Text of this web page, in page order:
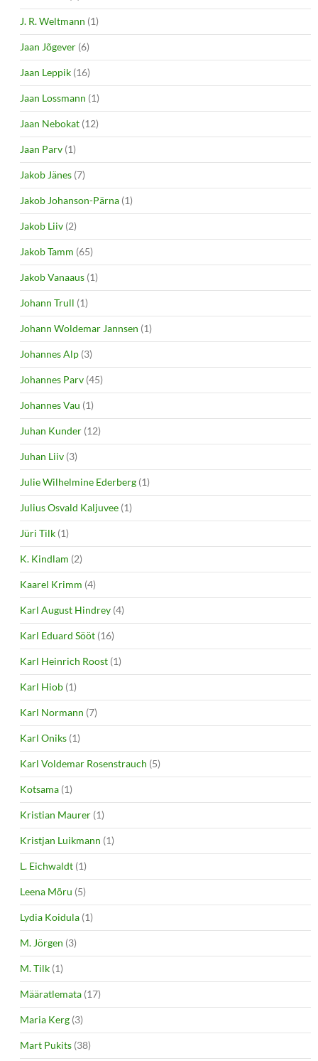
J. R. Weltmann (1)
Jaan Jõgever (6)
Jaan Leppik (16)
Jaan Lossmann (1)
Jaan Nebokat (12)
Jaan Parv (1)
Jakob Jänes (7)
Jakob Johanson-Pärna (1)
Jakob Liiv (2)
Jakob Tamm (65)
Jakob Vanaaus (1)
Johann Trull (1)
Johann Woldemar Jannsen (1)
Johannes Alp (3)
Johannes Parv (45)
Johannes Vau (1)
Juhan Kunder (12)
Juhan Liiv (3)
Julie Wilhelmine Ederberg (1)
Julius Osvald Kaljuvee (1)
Jüri Tilk (1)
K. Kindlam (2)
Kaarel Krimm (4)
Karl August Hindrey (4)
Karl Eduard Sööt (16)
Karl Heinrich Roost (1)
Karl Hiob (1)
Karl Normann (7)
Karl Oniks (1)
Karl Voldemar Rosenstrauch (5)
Kotsama (1)
Kristian Maurer (1)
Kristjan Luikmann (1)
L. Eichwaldt (1)
Leena Mõru (5)
Lydia Koidula (1)
M. Jörgen (3)
M. Tilk (1)
Määratlemata (17)
Maria Kerg (3)
Mart Pukits (38)